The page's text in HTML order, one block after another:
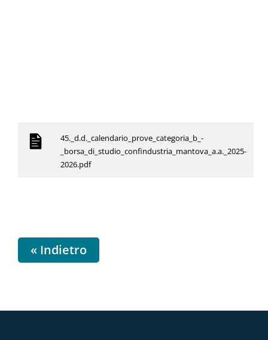
45._d.d._calendario_prove_categoria_b_-
_borsa_di_studio_confindustria_mantova_a.a._2025-
2026.pdf
« Indietro